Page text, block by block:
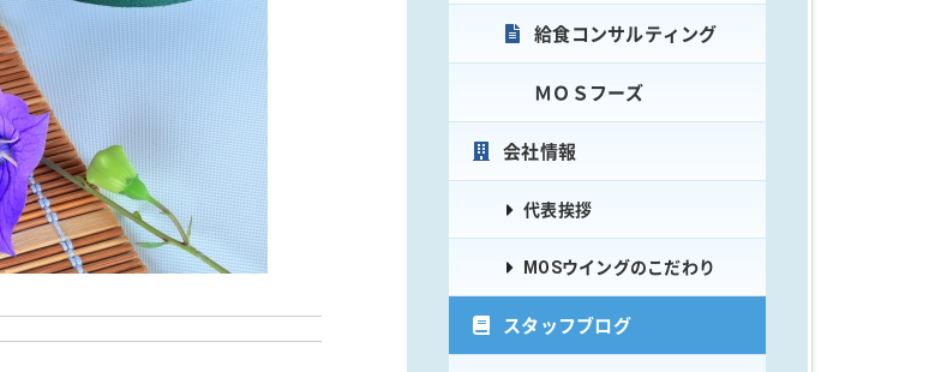
給食コンサルティング
ＭＯＳフーズ
会社情報
代表挨拶
MOSウイングのこだわり
スタッフブログ